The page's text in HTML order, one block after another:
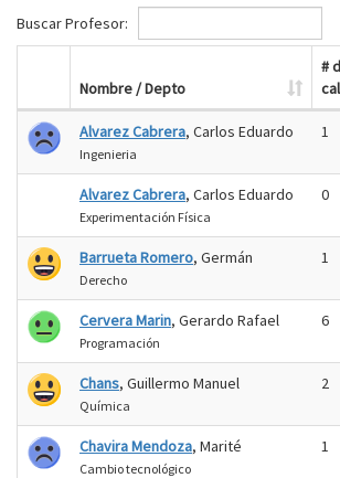
Buscar Profesor:
Nombre / Depto
#
Alvarez Cabrera, Carlos Eduardo
Ingenieria
1
Alvarez Cabrera, Carlos Eduardo
Experimentación Física
0
Barrueta Romero, Germán
Derecho
1
Cervera Marin, Gerardo Rafael
Programación
6
Chans, Guillermo Manuel
Química
2
Chavira Mendoza, Marité
Cambio tecnológico
1